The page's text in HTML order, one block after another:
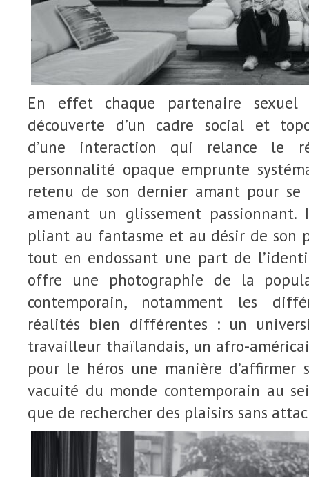
En effet chaque partenaire sexuel
découverte d’un cadre social et
d’une interaction qui relance le
personnalité opaque emprunte
retenu de son dernier amant pour se
amenant un glissement
pliant au fantasme et au désir de son
tout en endossant une part de
offre une photographie de la
contemporain, notamment les
réalités bien différentes : un
travailleur thaïlandais, un afro-
pour le héros une manière d’affirmer
vacuité du monde contemporain au
que de rechercher des plaisirs sans